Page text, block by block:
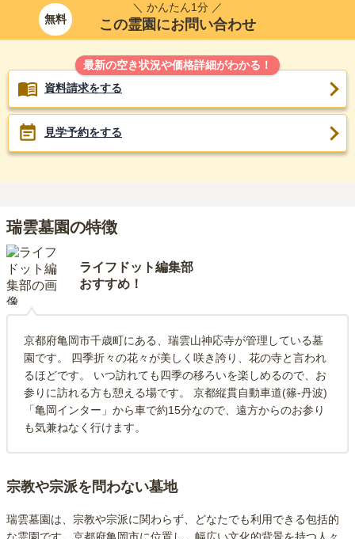
無料
＼ かんたん1分 ／
この霊園にお問い合わせ
最新の空き状況や価格詳細がわかる！
資料請求をする
見学予約をする
瑞雲墓園の特徴
ライフドット編集部
おすすめ！
京都府亀岡市千歳町にある、瑞雲山神応寺が管理している墓
園です。 四季折々の花々が美しく咲き誇り、花の寺と言われ
るほどです。 いつ訪れても四季の移ろいを楽しめるので、お
参りに訪れる方も憩える場です。 京都縦貫自動車道(篠-丹波)
「亀岡インター」から車で約15分なので、遠方からのお参り
も気兼ねなく行けます。
宗教や宗派を問わない墓地
瑞雲墓園は、宗教や宗派に関わらず、どなたでも利用できる包括的